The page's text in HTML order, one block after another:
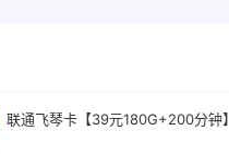
联通飞琴卡【39元180G+200分钟】